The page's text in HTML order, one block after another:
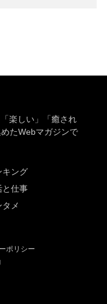
楽しい」「癒され
たWebマガジンで
キング
と仕事
タメ
ポリシー